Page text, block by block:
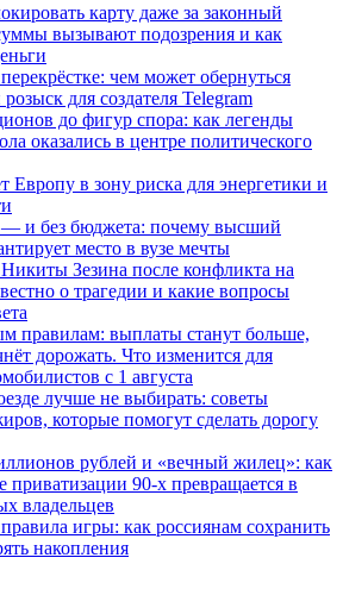
карту даже за законный
вызывают подозрения и как
чем может обернуться
для создателя Telegram
до фигур спора: как легенды
оказались в центре политического
Европу в зону риска для энергетики и
и без бюджета: почему высший
место в вузе мечты
Зезина после конфликта на
о трагедии и какие вопросы
выплаты станут больше,
дорожать. Что изменится для
с 1 августа
лучше не выбирать: советы
которые помогут сделать дорогу
рублей и «вечный жилец»: как
приватизации 90-х превращается в
владельцев
игры: как россиянам сохранить
накопления